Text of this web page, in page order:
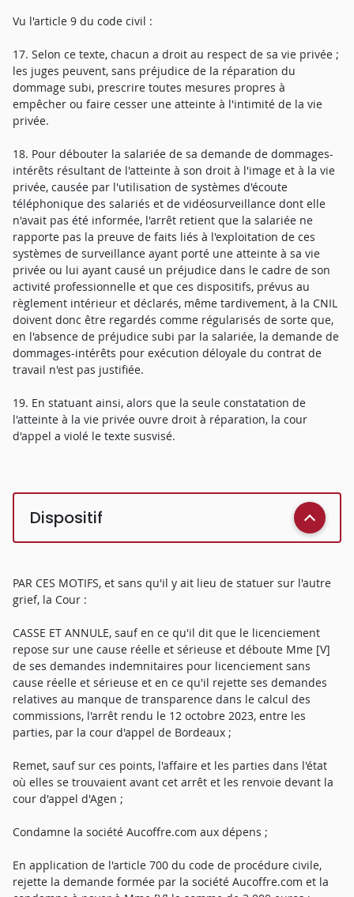
Vu l'article 9 du code civil :
17. Selon ce texte, chacun a droit au respect de sa vie privée ;
les juges peuvent, sans préjudice de la réparation du
dommage subi, prescrire toutes mesures propres à
empêcher ou faire cesser une atteinte à l'intimité de la vie
privée.
18. Pour débouter la salariée de sa demande de dommages-
intérêts résultant de l'atteinte à son droit à l'image et à la vie
privée, causée par l'utilisation de systèmes d'écoute
téléphonique des salariés et de vidéosurveillance dont elle
n'avait pas été informée, l'arrêt retient que la salariée ne
rapporte pas la preuve de faits liés à l'exploitation de ces
systèmes de surveillance ayant porté une atteinte à sa vie
privée ou lui ayant causé un préjudice dans le cadre de son
activité professionnelle et que ces dispositifs, prévus au
règlement intérieur et déclarés, même tardivement, à la CNIL
doivent donc être regardés comme régularisés de sorte que,
en l'absence de préjudice subi par la salariée, la demande de
dommages-intérêts pour exécution déloyale du contrat de
travail n'est pas justifiée.
19. En statuant ainsi, alors que la seule constatation de
l'atteinte à la vie privée ouvre droit à réparation, la cour
d'appel a violé le texte susvisé.
Dispositif
PAR CES MOTIFS, et sans qu'il y ait lieu de statuer sur l'autre
grief, la Cour :
CASSE ET ANNULE, sauf en ce qu'il dit que le licenciement
repose sur une cause réelle et sérieuse et déboute Mme [V]
de ses demandes indemnitaires pour licenciement sans
cause réelle et sérieuse et en ce qu'il rejette ses demandes
relatives au manque de transparence dans le calcul des
commissions, l'arrêt rendu le 12 octobre 2023, entre les
parties, par la cour d'appel de Bordeaux ;
Remet, sauf sur ces points, l'affaire et les parties dans l'état
où elles se trouvaient avant cet arrêt et les renvoie devant la
cour d'appel d'Agen ;
Condamne la société Aucoffre.com aux dépens ;
En application de l'article 700 du code de procédure civile,
rejette la demande formée par la société Aucoffre.com et la